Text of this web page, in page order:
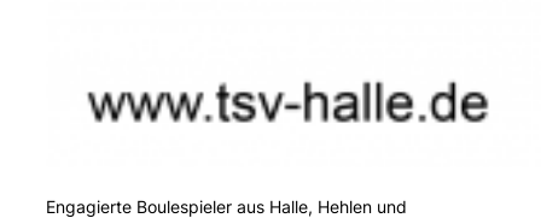
Engagierte Boulespieler aus Halle, Hehlen und